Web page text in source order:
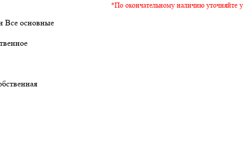
*По окончательному наличию уточняйте
Все основные